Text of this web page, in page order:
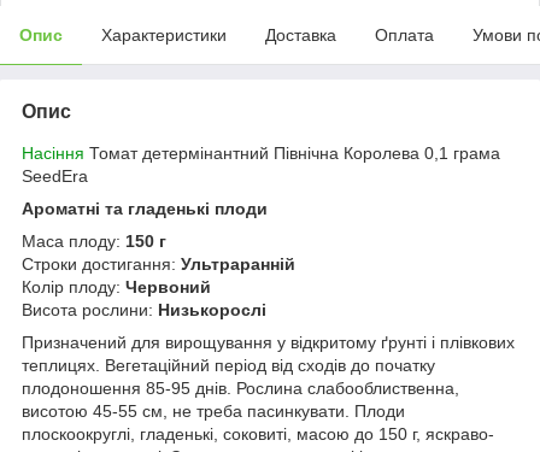
Опис Характеристики Доставка Оплата Умови
Опис
Насіння Томат детермінантний Північна Королева 0,1 грама
SeedEra
Ароматні та гладенькі плоди
Маса плоду: 150 г
Строки достигання: Ультраранній
Колір плоду: Червоний
Висота рослини: Низькорослі
Призначений для вирощування у відкритому ґрунті і плівкових
теплицях. Вегетаційний період від сходів до початку
плодоношення 85-95 днів. Рослина слабооблиственна,
висотою 45-55 см, не треба пасинкувати. Плоди
плоскоокруглі, гладенькі, соковиті, масою до 150 г, яскраво-